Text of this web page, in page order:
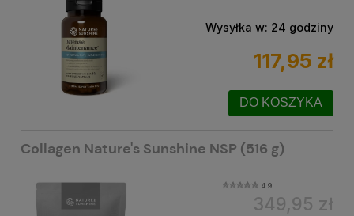
Wysyłka w: 24 godziny
117,95 zł
DO KOSZYKA
Collagen Nature's Sunshine NSP (516 g)
4.9
349,95 zł